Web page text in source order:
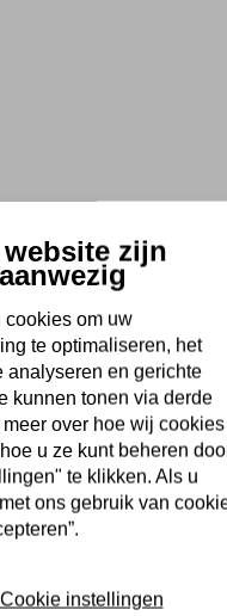
een werktuig voor het
brede wielbasis
een zadel en rubber pad.
website zijn
om uw
te optimaliseren, het
analyseren en gerichte
kunnen tonen via derde
over hoe wij cookies
u ze kunt beheren
te klikken. Als u
ons gebruik van
Cookie instellingen